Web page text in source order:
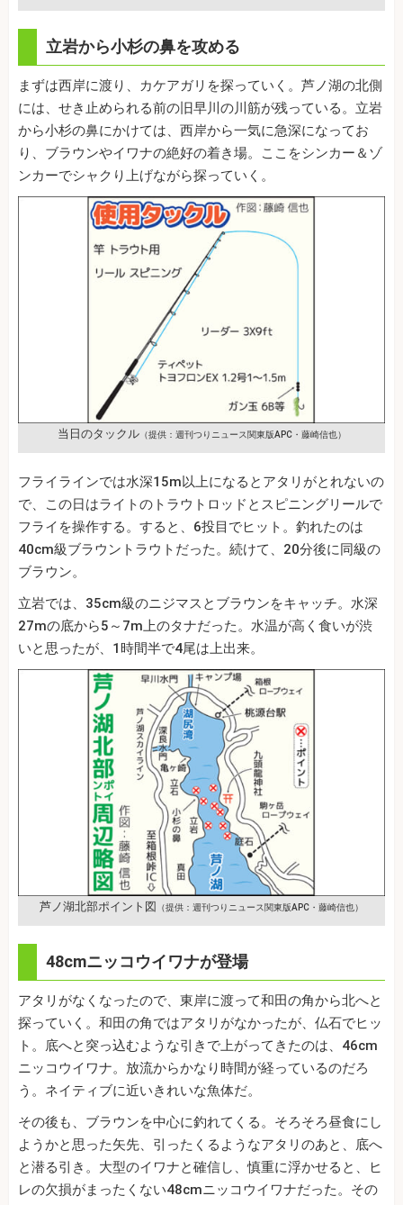
立岩から小杉の鼻を攻める
まずは西岸に渡り、カケアガリを探っていく。芦ノ湖の北側
には、せき止められる前の旧早川の川筋が残っている。立岩
から小杉の鼻にかけては、西岸から一気に急深になってお
り、ブラウンやイワナの絶好の着き場。ここをシンカー＆ゾ
ンカーでシャクり上げながら探っていく。
当日のタックル（提供：週刊つりニュース関東版APC・藤崎信也）
フライラインでは水深15m以上になるとアタリがとれないの
で、この日はライトのトラウトロッドとスピニングリールで
フライを操作する。すると、6投目でヒット。釣れたのは
40cm級ブラウントラウトだった。続けて、20分後に同級の
ブラウン。
立岩では、35cm級のニジマスとブラウンをキャッチ。水深
27mの底から5～7m上のタナだった。水温が高く食いが渋
いと思ったが、1時間半で4尾は上出来。
芦ノ湖北部ポイント図 （提供：週刊つりニュース関東版APC・藤崎信也）
48cmニッコウイワナが登場
アタリがなくなったので、東岸に渡って和田の角から北へと
探っていく。和田の角ではアタリがなかったが、仏石でヒッ
ト。底へと突っ込むような引きで上がってきたのは、46cm
ニッコウイワナ。放流からかなり時間が経っているのだろ
う。ネイティブに近いきれいな魚体だ。
その後も、ブラウンを中心に釣れてくる。そろそろ昼食にし
ようかと思った矢先、引ったくるようなアタリのあと、底へ
と潜る引き。大型のイワナと確信し、慎重に浮かせると、ヒ
レの欠損がまったくない48cmニッコウイワナだった。その